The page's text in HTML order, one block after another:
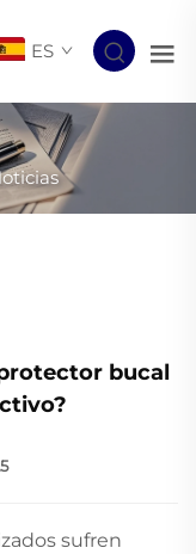
ES
bucal
sufren